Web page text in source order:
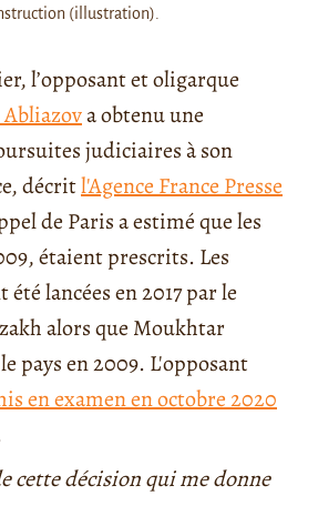
(illustration).
l’opposant et oligarque
a obtenu une
judiciaires à son
décritl'Agence France Presse
de Paris a estimé que les
étaient prescrits. Les
lancées en 2017 par le
alors que Moukhtar
pays en 2009. L'opposant
en examen en octobre 2020
cette décision qui me donne